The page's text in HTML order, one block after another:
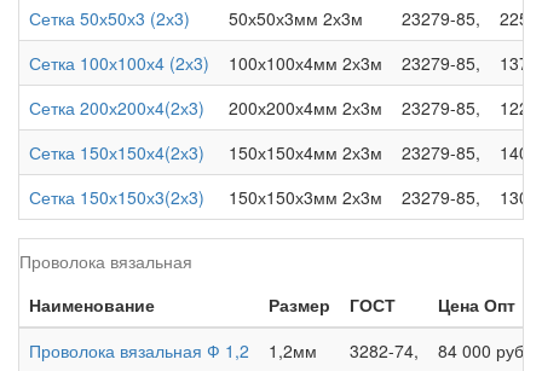
Сетка 50х50х3 (2х3)
50х50х3мм 2х3м 23279-85,
225
Сетка 100х100х4 (2х3)
100х100х4мм 2х3м 23279-85,
137
Сетка 200х200х4(2х3)
200х200х4мм 2х3м 23279-85,
122
Сетка 150х150х4(2х3)
150х150х4мм 2х3м 23279-85,
140
Сетка 150х150х3(2х3)
150х150х3мм 2х3м 23279-85, 130
Проволока вязальная
Наименование
Размер ГОСТ
Цена Опт
Проволока вязальная Ф 1,2
1,2мм 3282-74, 84 000 руб.